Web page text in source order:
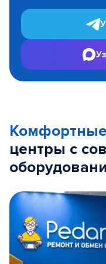
Комфортные
центры с